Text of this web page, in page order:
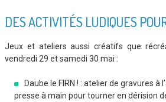
DES ACTIVITÉS LUDIQUES
Jeux et ateliers aussi créatifs que
vendredi 29 et samedi 30 mai :
Daube le FIRN ! : atelier de gravures à
presse à main pour tourner en dérision